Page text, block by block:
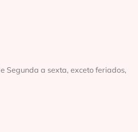
Segunda a sexta, exceto feriados,